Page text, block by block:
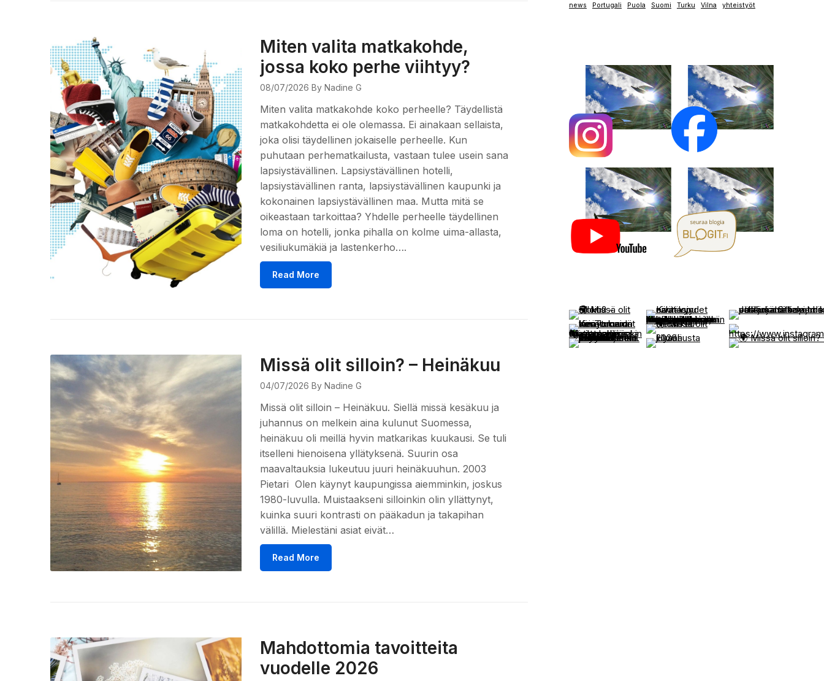
Miten valita matkakohde,
jossa koko perhe viihtyy?
08/07/2026 By Nadine G
Miten valita matkakohde koko perheelle? Täydellistä
matkakohdetta ei ole olemassa. Ei ainakaan sellaista,
joka olisi täydellinen jokaiselle perheelle. Kun
puhutaan perhematkailusta, vastaan tulee usein sana
lapsiystävällinen. Lapsiystävällinen hotelli,
lapsiystävällinen ranta, lapsiystävällinen kaupunki ja
kokonainen lapsiystävällinen maa. Mutta mitä se
oikeastaan tarkoittaa? Yhdelle perheelle täydellinen
loma on hotelli, jonka pihalla on kolme uima-allasta,
vesiliukumäkiä ja lastenkerho….
Read More
Missä olit silloin? – Heinäkuu
04/07/2026 By Nadine G
Missä olit silloin – Heinäkuu. Siellä missä kesäkuu ja
juhannus on melkein aina kulunut Suomessa,
heinäkuu oli meillä hyvin matkarikas kuukausi. Se tuli
itselleni hienoisena yllätyksenä. Suurin osa
maavaltauksia lukeutuu juuri heinäkuuhun. 2003
Pietari Olen käynyt kaupungissa aiemminkin, joskus
1980-luvulla. Muistaakseni silloinkin olin yllättynyt,
kuinka suuri kontrasti on pääkadun ja takapihan
välillä. Mielestäni asiat eivät…
Read More
Mahdottomia tavoitteita
vuodelle 2026
news Portugali Puola Suomi Turku Vilna yhteistyöt